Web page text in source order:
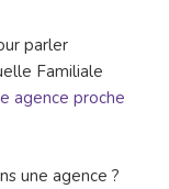
parler
Familiale
agence proche
une agence ?